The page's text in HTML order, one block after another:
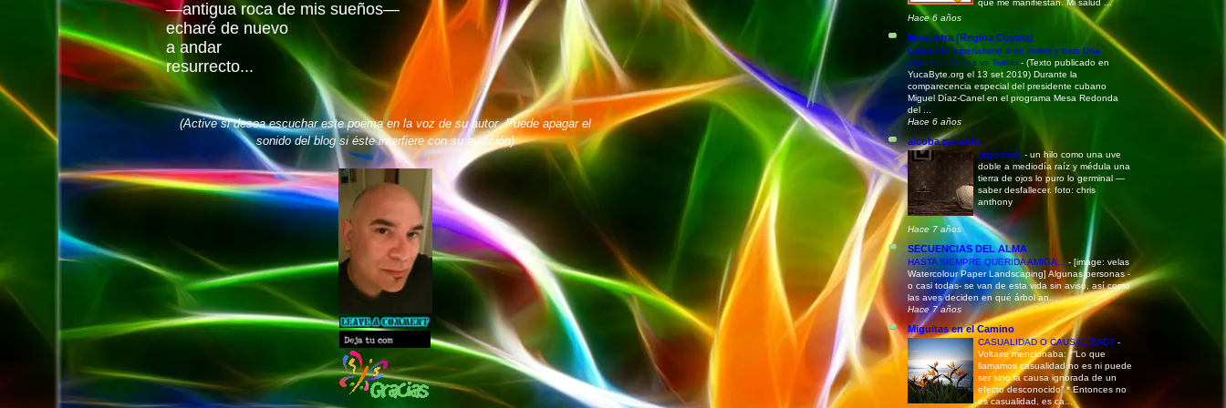
—antigua roca de mis sueños—
echaré de nuevo
a andar
resurrecto...
(Active si desea escuchar este poema en la voz de su autor. Puede apagar el
sonido del blog si éste interfiere con su audición)
que me manifiestan. Mi salud ...
Hace 6 años
Mala letra (Regina Coyula)
Culpa del Imperialismo o de trolles y bots Una
protesta cubana vs Twitter- (Texto publicado en
YucaByte.org el 13 set 2019) Durante la
comparecencia especial del presidente cubano
Miguel Díaz-Canel en el programa Mesa Redonda
del ...
Hace 6 años
alcoba paralela
(algoritmo) - un hilo como una uve
doble a mediodía raíz y médula una
tierra de ojos lo puro lo germinal —
saber desfallecer. foto: chris
anthony
Hace 7 años
SECUENCIAS DEL ALMA
HASTA SIEMPRE QUERIDA AMIGA... - [image: velas
Watercolour Paper Landscaping] Algunas personas -
o casi todas- se van de esta vida sin aviso, así como
las aves deciden en qué árbol an...
Hace 7 años
Miguitas en el Camino
CASUALIDAD O CAUSALIDAD? -
Voltaire mencionaba: *“Lo que
llamamos casualidad no es ni puede
ser sino la causa ignorada de un
efecto desconocido”.* Entonces no
es casualidad, es ca...